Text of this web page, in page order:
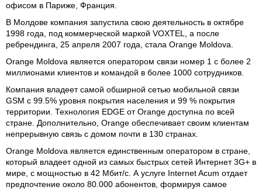
офисом в Париже, Франция.
В Молдове компания запустила свою деятельность в октябре
1998 года, под коммерческой маркой VOXTEL, а после
ребрендинга, 25 апреля 2007 года, стала Orange Moldova.
Orange Moldova является оператором связи номер 1 с более 2
миллионами клиентов и командой в более 1000 сотрудников.
Компания владеет самой обширной сетью мобильной связи
GSM с 99.5% уровня покрытия населения и 99 % покрытия
территории. Технология EDGE от Orange доступна по всей
стране. Дополнительно, Orange обеспечивает своим клиентам
непрерывную связь с домом почти в 130 странах.
Orange Moldova является единственным оператором в стране,
который владеет одной из самых быстрых сетей Интернет 3G+ в
мире, с мощностью в 42 Мбит/с. А услуге Internet Acum отдает
предпочтение около 80.000 абонентов, формируя самое